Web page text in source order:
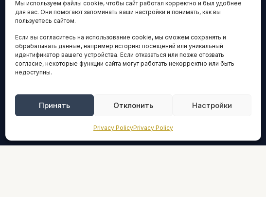
Мы используем файлы cookie, чтобы сайт работал корректно и был удобнее
для вас. Они помогают запоминать ваши настройки и понимать, как вы
пользуетесь сайтом.
Если вы согласитесь на использование cookie, мы сможем сохранять и
обрабатывать данные, например историю посещений или уникальный
идентификатор вашего устройства. Если отказаться или позже отозвать
согласие, некоторые функции сайта могут работать некорректно или быть
недоступны.
Принять Отклонить Настройки
Privacy PolicyPrivacy Policy
ИННОВАЦИИ
Стартапы и исследования
Цифровая экономика
Остальные новости
ДЕЛОВОЕ
Конференции и форумы
Бизнес-клубы и ассоциации
ENGLISH
НАВИГАЦИЯ
Архив материалов
ПРАВОВАЯ